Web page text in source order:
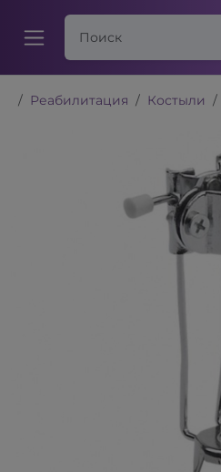
Реабилитация Костыли